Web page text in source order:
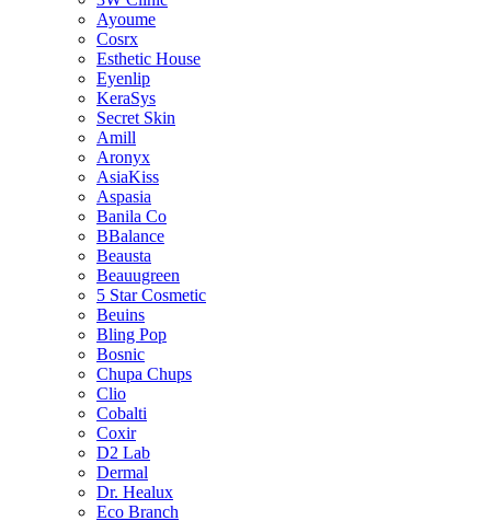
Ayoume
Cosrx
Esthetic House
Eyenlip
KeraSys
Secret Skin
Amill
Aronyx
AsiaKiss
Aspasia
Banila Co
BBalance
Beausta
Beauugreen
5 Star Cosmetic
Beuins
Bling Pop
Bosnic
Chupa Chups
Clio
Cobalti
Coxir
D2 Lab
Dermal
Dr. Healux
Eco Branch